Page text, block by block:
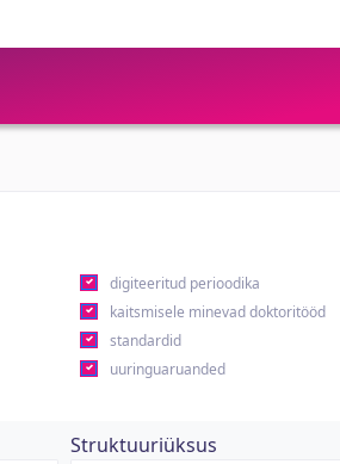
digiteeritud perioodika
kaitsmisele minevad doktoritööd
standardid
uuringuaruanded
Struktuuriüksus